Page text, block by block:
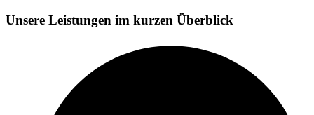
Unsere Leistungen im kurzen Überblick​